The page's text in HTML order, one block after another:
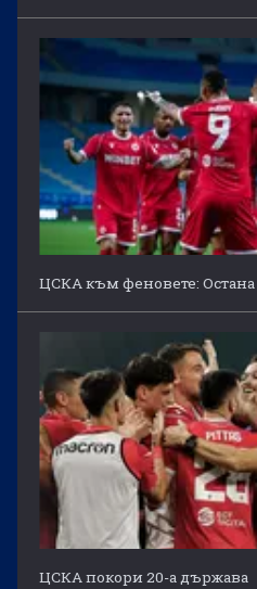
ЦСКА към феновете: Остана
ЦСКА покори 20-а държава